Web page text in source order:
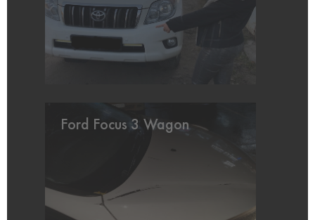
Ford Focus 3 Wagon